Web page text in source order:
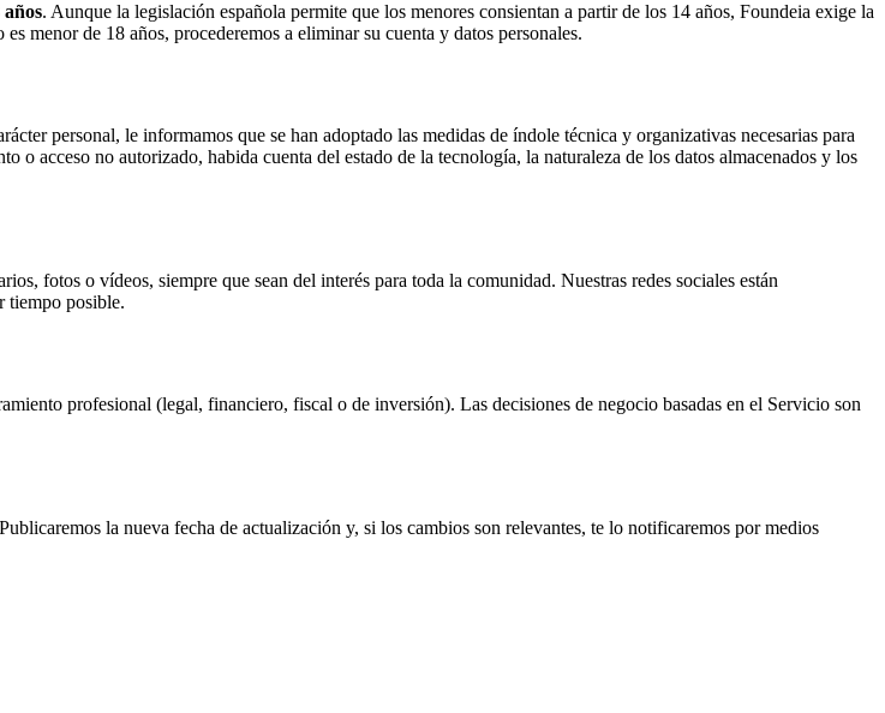
. Aunque la legislación española permite que los menores consientan a partir de los 14 años, Foundeia exige la
menor de 18 años, procederemos a eliminar su cuenta y datos personales.
personal, le informamos que se han adoptado las medidas de índole técnica y organizativas necesarias para
o acceso no autorizado, habida cuenta del estado de la tecnología, la naturaleza de los datos almacenados y los
fotos o vídeos, siempre que sean del interés para toda la comunidad. Nuestras redes sociales están
tiempo posible.
profesional (legal, financiero, fiscal o de inversión). Las decisiones de negocio basadas en el Servicio son
la nueva fecha de actualización y, si los cambios son relevantes, te lo notificaremos por medios